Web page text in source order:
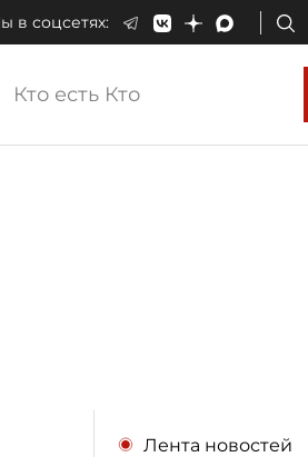
в соцсетях:
Кто есть Кто
Лента новостей